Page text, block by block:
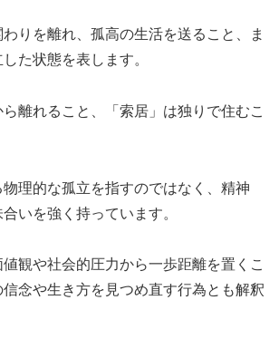
りを離れ、孤高の生活を送ること、ま
た状態を表します。
ら離れること、「索居」は独りで住むこ
理的な孤立を指すのではなく、精神
いを強く持っています。
観や社会的圧力から一歩距離を置くこ
念や生き方を見つめ直す行為とも解釈